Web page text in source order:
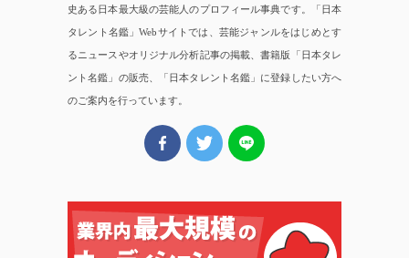
史ある日本最大級の芸能人のプロフィール事典です。「日本
タレント名鑑」Webサイトでは、芸能ジャンルをはじめとす
るニュースやオリジナル分析記事の掲載、書籍版「日本タレ
ント名鑑」の販売、「日本タレント名鑑」に登録したい方へ
のご案内を行っています。